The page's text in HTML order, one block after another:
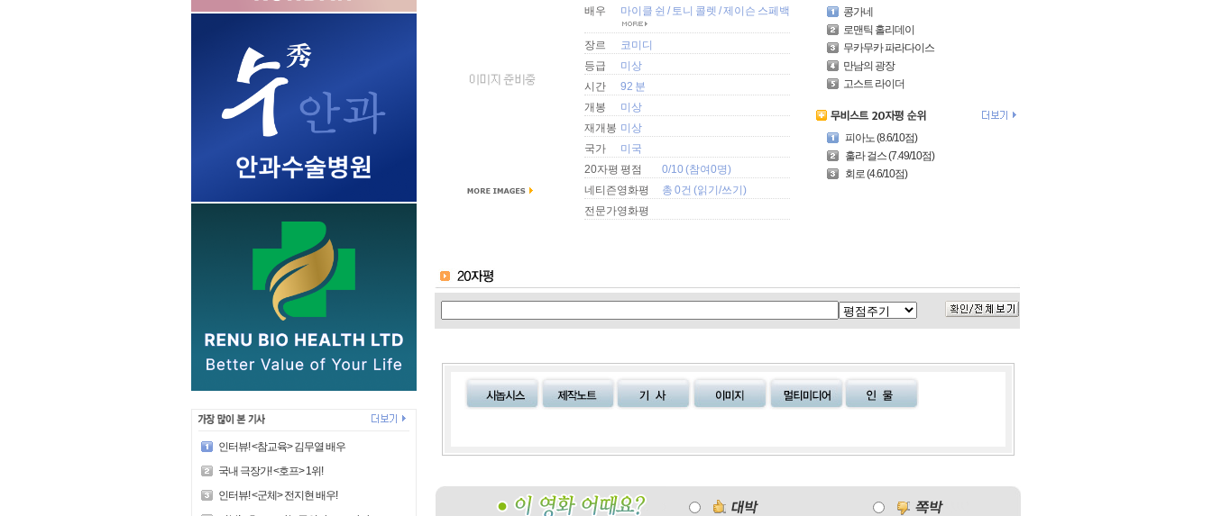
인터뷰! <참교육> 김무열 배우
국내 극장가! <호프> 1위!
인터뷰! <군체> 전지현 배우!
배우
마이클 쉰 /토니 콜렛 /제이슨 스페백
장르
코미디
등급
미상
시간
92 분
개봉
미상
재개봉 미상
국가
미국
20자평 평점
0/10 (참여0명)
네티즌영화평
총 0건 (읽기 /쓰기 )
전문가영화평
콩가네
로맨틱 홀리데이
무카무카 파라다이스
만남의 광장
고스트 라이더
피아노 (8.6/10점)
훌라 걸스 (7.49/10점)
회로 (4.6/10점)